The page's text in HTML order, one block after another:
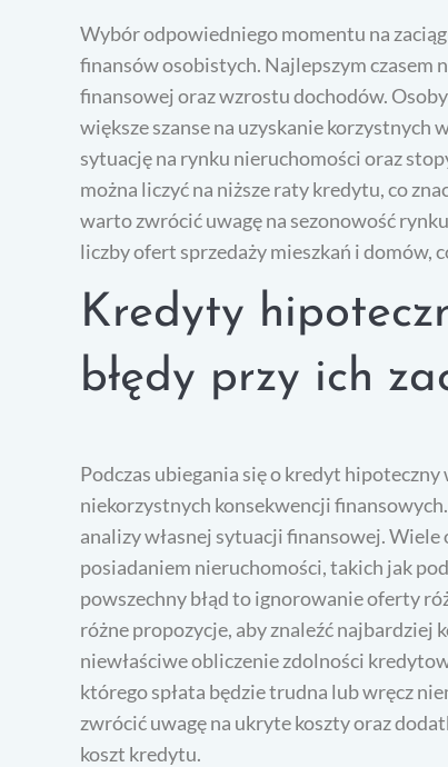
Wybór odpowiedniego momentu na
finansów osobistych. Najlepszym czasem
finansowej oraz wzrostu dochodów.
większe szanse na uzyskanie
sytuację na rynku nieruchomości oraz
można liczyć na niższe raty kredytu, co
warto zwrócić uwagę na sezonowość
liczby ofert sprzedaży mieszkań i domów,
Kredyty
błędy przy ich
Podczas ubiegania się o kredyt
niekorzystnych konsekwencji
analizy własnej sytuacji finansowej.
posiadaniem nieruchomości, takich jak
powszechny błąd to ignorowanie oferty
różne propozycje, aby znaleźć
niewłaściwe obliczenie zdolności
którego spłata będzie trudna lub wręcz
zwrócić uwagę na ukryte koszty oraz
koszt kredytu.